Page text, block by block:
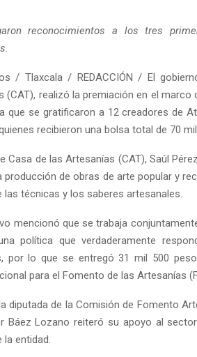
reconocimientos a los tres
/ Tlaxcala / REDACCIÓN / El
(CAT), realizó la premiación en el
que se gratificaron a 12 creadores de
recibieron una bolsa total de 70
Casa de las Artesanías (CAT), Saúl
producción de obras de arte popular y
las técnicas y los saberes artesanales.
mencionó que se trabaja
política que verdaderamente
por lo que se entregó 31 mil 500
para el Fomento de las Artesanías
diputada de la Comisión de Fomento
Báez Lozano reiteró su apoyo al
entidad.